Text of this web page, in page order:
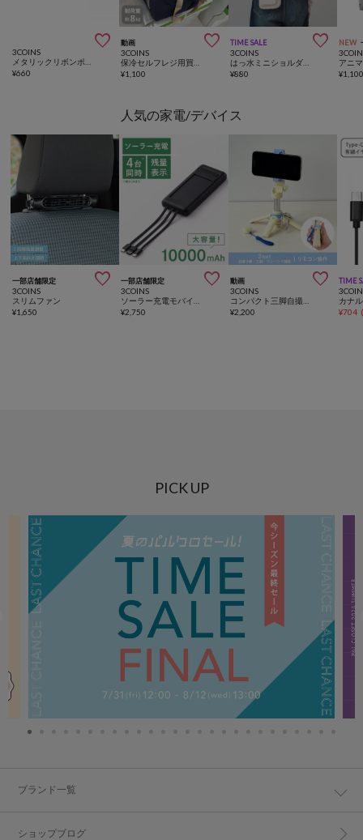

3COINS
¥660
動画 
3COINS
¥1,100
TIME SALE 
3COINS
はっ水ミニショルダーバッグ
¥880
NEW
¥
人気の家電/デバイス
一部店舗限定 
3COINS
スリムファン
¥1,650
一部店舗限定 
3COINS
¥2,750
動画 
3COINS
¥2,200
TIME
¥704
PICK UP
ブランド一覧
ショップブログ